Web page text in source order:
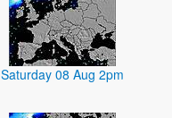
Saturday 08 Aug 2pm